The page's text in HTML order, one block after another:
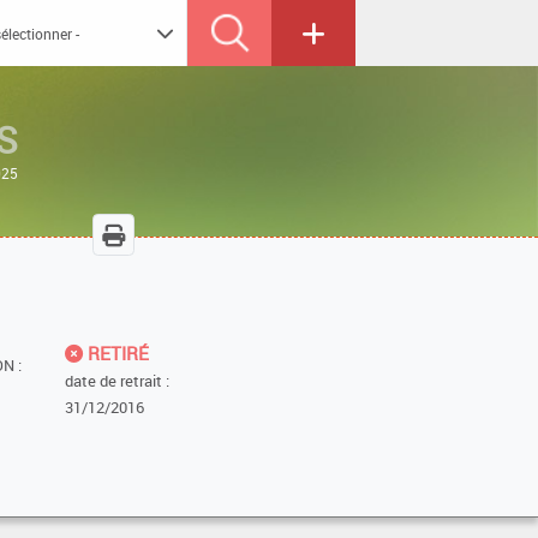
:
RETIRÉ
date de retrait :
31/12/2016